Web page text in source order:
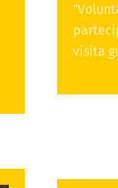
visita